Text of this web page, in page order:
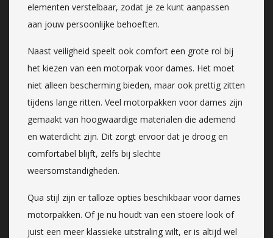
elementen verstelbaar, zodat je ze kunt aanpassen
aan jouw persoonlijke behoeften.
Naast veiligheid speelt ook comfort een grote rol bij
het kiezen van een motorpak voor dames. Het moet
niet alleen bescherming bieden, maar ook prettig zitten
tijdens lange ritten. Veel motorpakken voor dames zijn
gemaakt van hoogwaardige materialen die ademend
en waterdicht zijn. Dit zorgt ervoor dat je droog en
comfortabel blijft, zelfs bij slechte
weersomstandigheden.
Qua stijl zijn er talloze opties beschikbaar voor dames
motorpakken. Of je nu houdt van een stoere look of
juist een meer klassieke uitstraling wilt, er is altijd wel